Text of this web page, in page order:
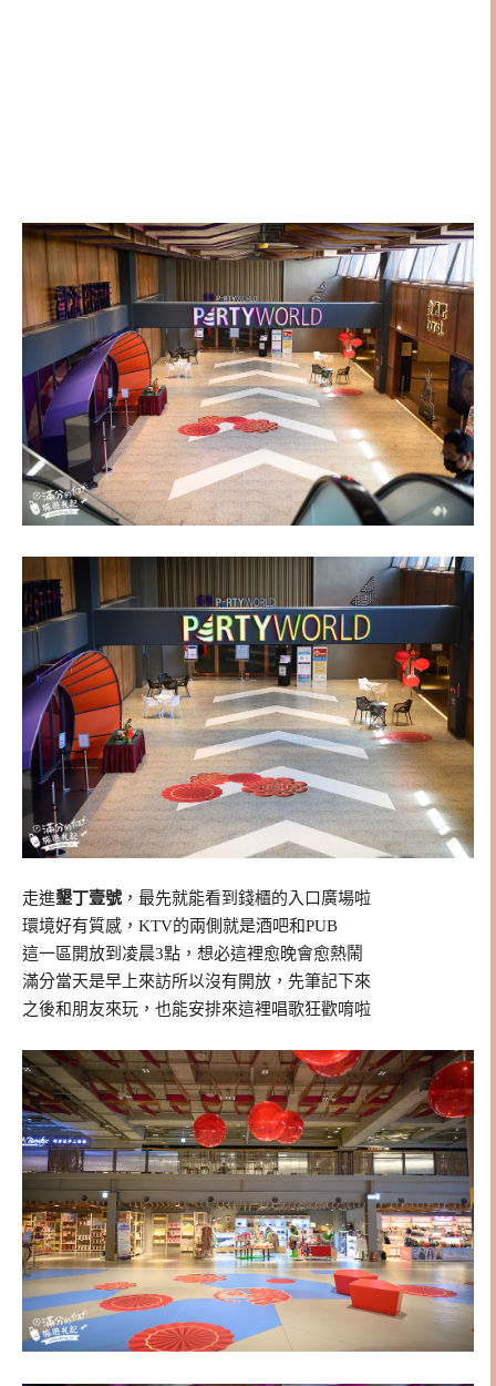
走進墾丁壹號 ，最先就能看到錢櫃的入口廣場啦
環境好有質感，KTV的兩側就是酒吧和PUB
這一區開放到凌晨3點，想必這裡愈晚會愈熱鬧
滿分當天是早上來訪所以沒有開放，先筆記下來
之後和朋友來玩，也能安排來這裡唱歌狂歡唷啦